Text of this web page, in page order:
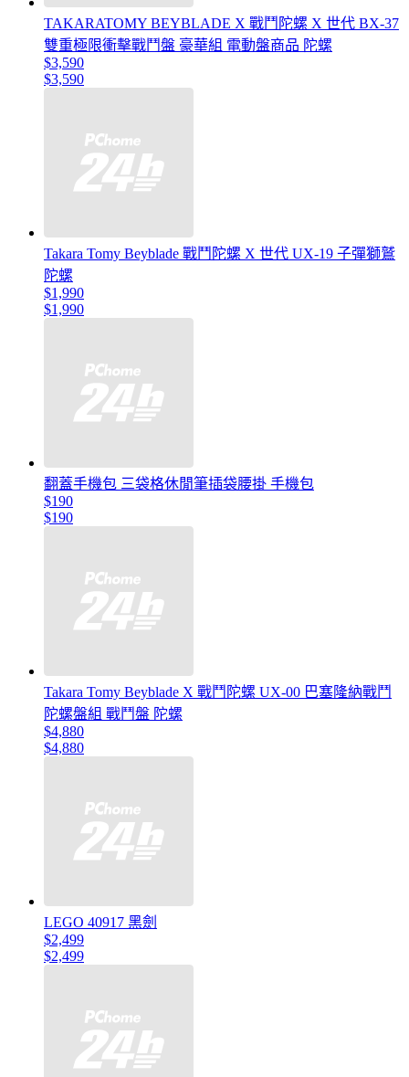
TAKARATOMY BEYBLADE X 戰鬥陀螺 X 世代 BX-37
雙重極限衝擊戰鬥盤 豪華組 電動盤商品 陀螺
$3,590
$3,590
Takara Tomy Beyblade 戰鬥陀螺 X 世代 UX-19 子彈獅鷲
陀螺
$1,990
$1,990
翻蓋手機包 三袋格休閒筆插袋腰掛 手機包
$190
$190
Takara Tomy Beyblade X 戰鬥陀螺 UX-00 巴塞隆納戰鬥
陀螺盤組 戰鬥盤 陀螺
$4,880
$4,880
LEGO 40917 黑劍
$2,499
$2,499